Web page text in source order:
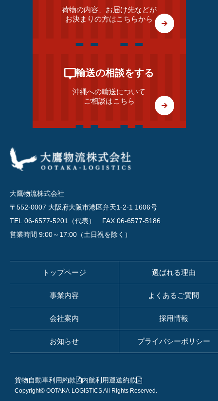
荷物の内容、お届け先などが
お決まりの方はこちらから
輸送の相談をする
沖縄への輸送について
ご相談はこちら
大鷹物流株式会社
〒552-0007 大阪府大阪市港区弁天1-2-1 1606号
TEL.06-6577-5201（代表）
FAX.06-6577-5186
営業時間 9:00～17:00（土日祝を除く）
トップページ 選ばれる理由
事業内容 よくあるご質問
会社案内 採用情報
お知らせ プライバシーポリシー
貨物自動車利用約款 内航利用運送約款
Copyright© OOTAKA-LOGISTICS All Rights Reserved.